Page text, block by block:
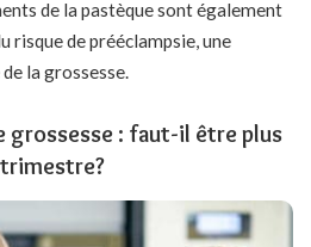
de la pastèque sont également
risque de prééclampsie, une
la grossesse.
grossesse : faut-il être plus